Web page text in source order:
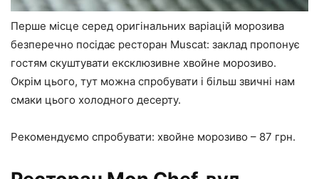
Перше місце серед оригінальних варіацій морозива
безперечно посідає ресторан Muscat: заклад пропонує
гостям скуштувати ексклюзивне хвойне морозиво.
Окрім цього, тут можна спробувати і більш звичні нам
смаки цього холодного десерту.
Рекомендуємо спробувати: хвойне морозиво – 87 грн.